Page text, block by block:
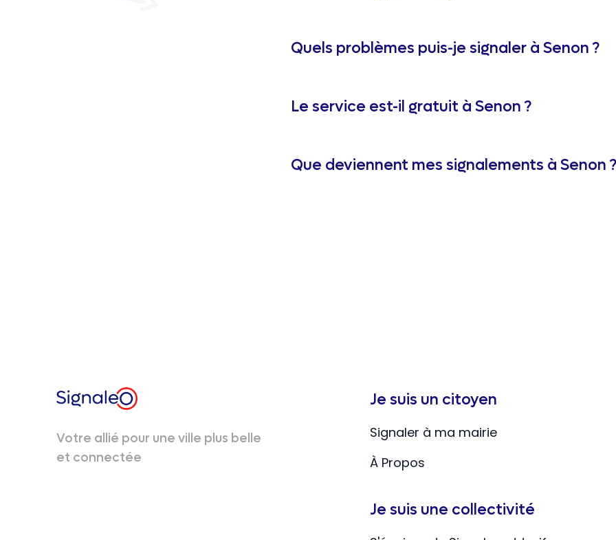
Quels problèmes puis-je signaler à Senon ?
Le service est-il gratuit à Senon ?
Que deviennent mes signalements à Senon ?
Votre allié pour une ville plus belle
et connectée
Je suis un citoyen
Signaler à ma mairie
À Propos
Je suis une collectivité